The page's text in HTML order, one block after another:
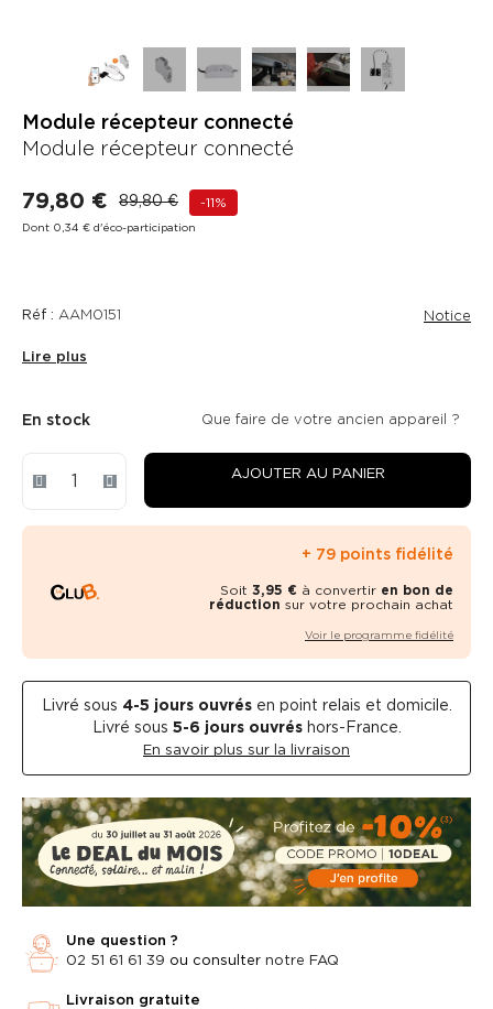
Module récepteur connecté
Module récepteur connecté
79,80 € 89,80 € -11%
Dont 0,34 € d'éco-participation
Réf : AAM0151 Notice
Lire plus
En stock Que faire de votre ancien appareil ?
AJOUTER AU PANIER
+ 79 points fidélité
Soit 3,95 € à convertir en bon de
réduction sur votre prochain achat
Voir le programme fidélité
Livré sous 4-5 jours ouvrésen point relais et domicile.
Livré sous 5-6 jours ouvréshors-France.
En savoir plus sur la livraison
Une question ?
02 51 61 61 39 ou consulter notre FAQ
Livraison gratuite